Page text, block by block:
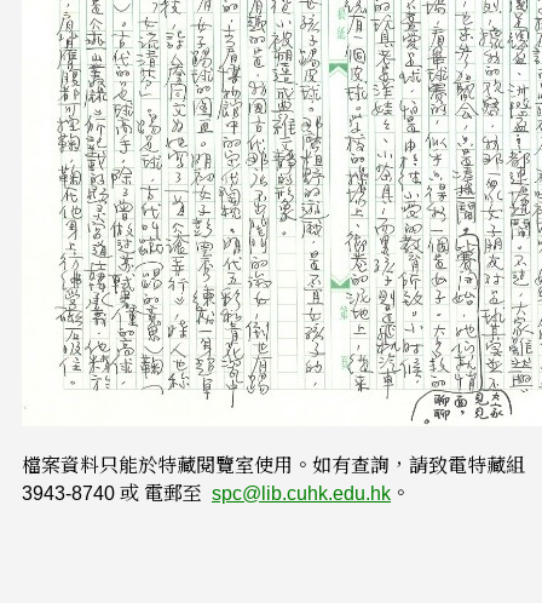
檔案資料只能於特藏閱覽室使用。如有查詢，請致電特藏組
3943-8740 或 電郵至 spc@lib.cuhk.edu.hk 。